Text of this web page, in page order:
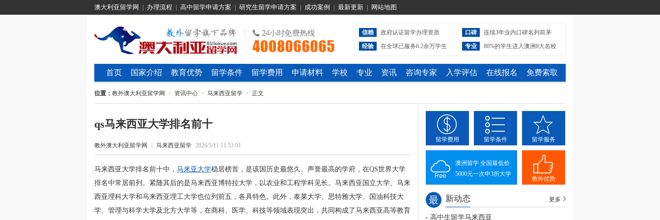
澳大利亚留学网 办理流程 高中留学申请方案 研究生留学申请方案 成功案例 最新更新 网站地图
信赖 政府认证留学办理资质 口碑
连续3年业内口碑名列前茅
经验
在全球已服务6.2余万学生 专业 80%的学生进入澳洲8大名校
首页 国家介绍 教育优势 留学条件 留学费用 申请材料 学校 专业 资讯 咨询专家 入学评估 在线报名 免费索取
位置： 教外澳大利亚留学网 > 资讯中心 > 马来西亚留学 > 正文
qs马来西亚大学排名前十
教外澳大利亚留学网 马来西亚留学 2026/5/11 11:53:01
马来西亚大学排名前十中， 马来亚大学稳居榜首，是该国历史最悠久、声誉最高的学府，在QS世界大学
排名中常居前列。紧随其后的是马来西亚博特拉大学，以农业和工程学科见长。马来西亚国立大学、马来
西亚理科大学和马来西亚理工大学也位列前五，各具特色。此外，泰莱大学、思特雅大学、国油科技大
学、管理与科学大学及北方大学等，在商科、医学、科技等领域表现突出，共同构成了马来西亚高等教育
留学费用 留学条件 留学服务
澳洲留学 全国最低价
5000元一次申3所大学
教外优势
最 新动态 更多
高中生留学马来西亚